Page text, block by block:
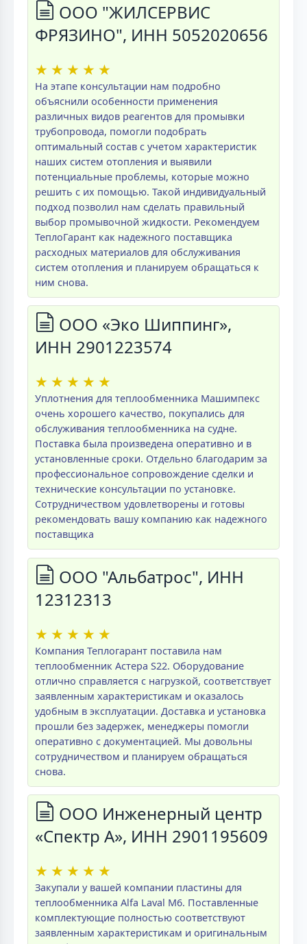
ООО "ЖИЛСЕРВИС
ФРЯЗИНО", ИНН 5052020656
★ ★ ★ ★ ★
На этапе консультации нам подробно
объяснили особенности применения
различных видов реагентов для промывки
трубопровода, помогли подобрать
оптимальный состав с учетом характеристик
наших систем отопления и выявили
потенциальные проблемы, которые можно
решить с их помощью. Такой индивидуальный
подход позволил нам сделать правильный
выбор промывочной жидкости. Рекомендуем
ТеплоГарант как надежного поставщика
расходных материалов для обслуживания
систем отопления и планируем обращаться к
ним снова.
ООО «Эко Шиппинг»,
ИНН 2901223574
★ ★ ★ ★ ★
Уплотнения для теплообменника Машимпекс
очень хорошего качество, покупались для
обслуживания теплообменника на судне.
Поставка была произведена оперативно и в
установленные сроки. Отдельно благодарим за
профессиональное сопровождение сделки и
технические консультации по установке.
Сотрудничеством удовлетворены и готовы
рекомендовать вашу компанию как надежного
поставщика
ООО "Альбатрос", ИНН
12312313
★ ★ ★ ★ ★
Компания Теплогарант поставила нам
теплообменник Астера S22. Оборудование
отлично справляется с нагрузкой, соответствует
заявленным характеристикам и оказалось
удобным в эксплуатации. Доставка и установка
прошли без задержек, менеджеры помогли
оперативно с документацией. Мы довольны
сотрудничеством и планируем обращаться
снова.
ООО Инженерный центр
«Спектр А», ИНН 2901195609
★ ★ ★ ★ ★
Закупали у вашей компании пластины для
теплообменника Alfa Laval M6. Поставленные
комплектующие полностью соответствуют
заявленным характеристикам и оригинальным